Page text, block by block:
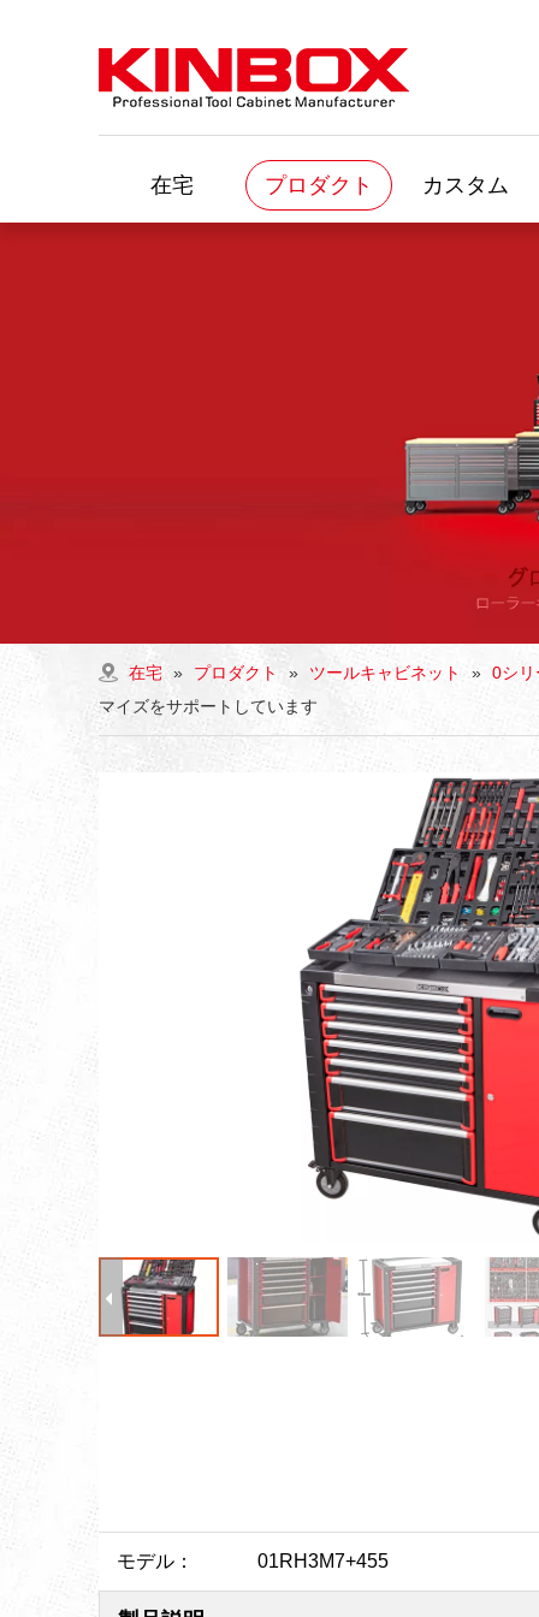
在宅 プロダクト カスタム
在宅 » プロダクト » ツールキャビネット » 0シリ
マイズをサポートしています
モデル： 01RH3M7+455